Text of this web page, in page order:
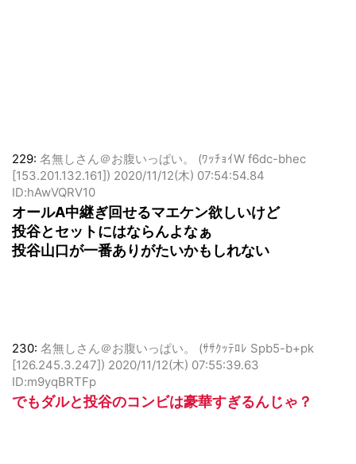
229: 名無しさん＠お腹いっぱい。 (ﾜｯﾁｮｲW f6dc-bhec
[153.201.132.161]) 2020/11/12(木) 07:54:54.84
ID:hAwVQRV10
オールA中継ぎ回せるマエケン欲しいけど
投谷とセットにはならんよなぁ
投谷山口が一番ありがたいかもしれない
230: 名無しさん＠お腹いっぱい。 (ｻｻｸｯﾃﾛﾚ Spb5-b+pk
[126.245.3.247]) 2020/11/12(木) 07:55:39.63
ID:m9yqBRTFp
でもダルと投谷のコンビは豪華すぎるんじゃ？